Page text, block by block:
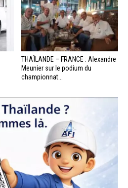
THAÏLANDE – FRANCE : Alexandre
Meunier sur le podium du
championnat...